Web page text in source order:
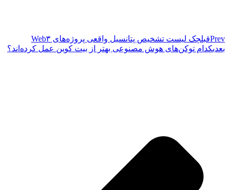
Prevقبلچک ‌لیست تشخیص پتانسیل واقعی پروژه‌های Web۳
بعدیکدام توکن‌های هوش مصنوعی بهتر از بیت کوین عمل کرده‌اند؟